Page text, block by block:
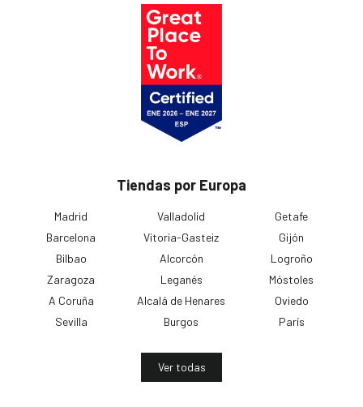
Tiendas por Europa
Madrid
Barcelona
Bilbao
Zaragoza
A Coruña
Sevilla
Valladolid
Vitoria-Gasteiz
Alcorcón
Leganés
Alcalá de Henares
Burgos
Getafe
Gijón
Logroño
Móstoles
Oviedo
París
Ver todas